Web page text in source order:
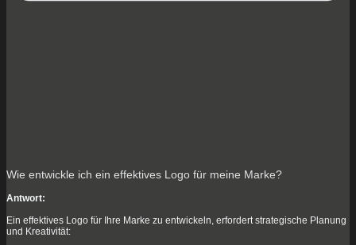
Wie entwickle ich ein effektives Logo für meine Marke?
Antwort:
Ein effektives Logo für Ihre Marke zu entwickeln, erfordert strategische Planung
und Kreativität: